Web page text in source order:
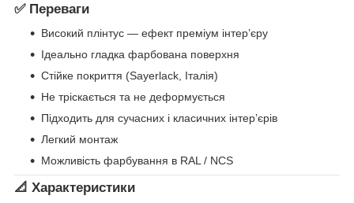
✅ Переваги
Високий плінтус — ефект преміум інтер’єру
Ідеально гладка фарбована поверхня
Стійке покриття (Sayerlack, Італія)
Не тріскається та не деформується
Підходить для сучасних і класичних інтер’єрів
Легкий монтаж
Можливість фарбування в RAL / NCS
📐 Характеристики